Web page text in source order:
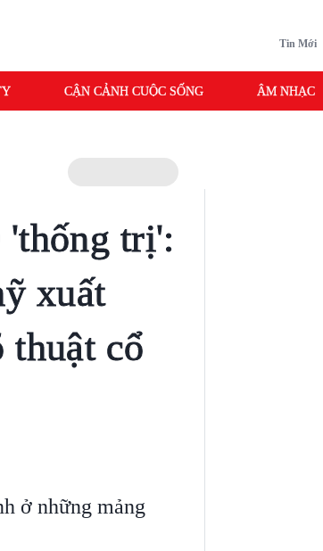
Tin Mới
CẬN CẢNH CUỘC SỐNG ÂM NHẠC
'thống trị':
xuất
thuật cổ
ở những mảng